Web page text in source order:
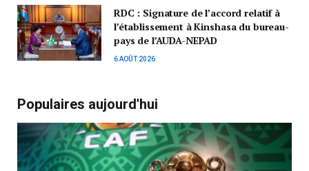
RDC : Signature de l’accord relatif à
l’établissement à Kinshasa du bureau-
pays de l’AUDA-NEPAD
6 AOÛT 2026
Populaires aujourd'hui